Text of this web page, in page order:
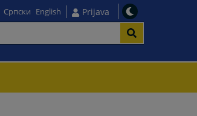
Српски English Prijava